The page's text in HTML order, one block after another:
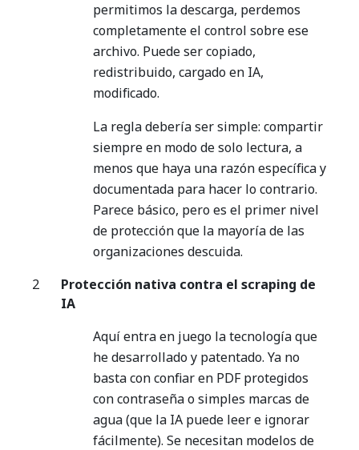
permitimos la descarga, perdemos
completamente el control sobre ese
archivo. Puede ser copiado,
redistribuido, cargado en IA,
modificado.
La regla debería ser simple: compartir
siempre en modo de solo lectura, a
menos que haya una razón específica y
documentada para hacer lo contrario.
Parece básico, pero es el primer nivel
de protección que la mayoría de las
organizaciones descuida.
Protección nativa contra el scraping de
IA
Aquí entra en juego la tecnología que
he desarrollado y patentado. Ya no
basta con confiar en PDF protegidos
con contraseña o simples marcas de
agua (que la IA puede leer e ignorar
fácilmente). Se necesitan modelos de